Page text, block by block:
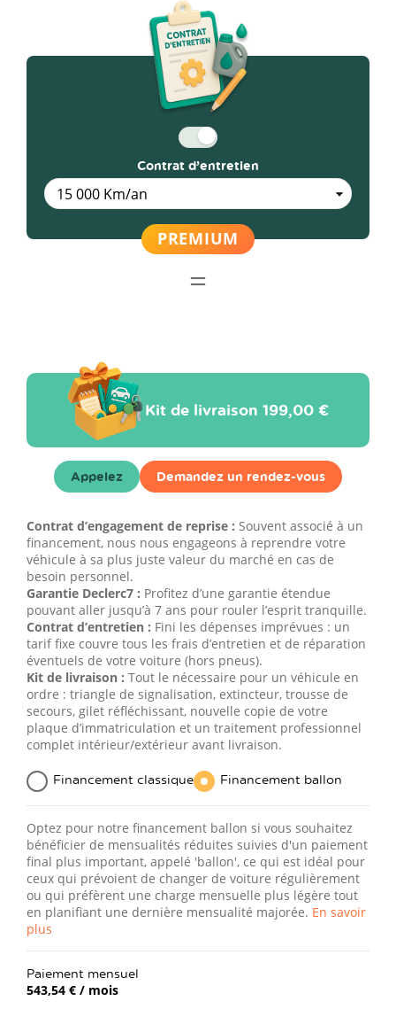
Contrat d’entretien
Kit de livraison 199,00 €
Appelez Demandez un rendez-vous
Contrat d’engagement de reprise : Souvent associé à un
financement, nous nous engageons à reprendre votre
véhicule à sa plus juste valeur du marché en cas de
besoin personnel.
Garantie Declerc7 : Profitez d’une garantie étendue
pouvant aller jusqu’à 7 ans pour rouler l’esprit tranquille.
Contrat d’entretien : Fini les dépenses imprévues : un
tarif fixe couvre tous les frais d’entretien et de réparation
éventuels de votre voiture (hors pneus).
Kit de livraison : Tout le nécessaire pour un véhicule en
ordre : triangle de signalisation, extincteur, trousse de
secours, gilet réfléchissant, nouvelle copie de votre
plaque d’immatriculation et un traitement professionnel
complet intérieur/extérieur avant livraison.
Financement classique Financement ballon
Optez pour notre financement ballon si vous souhaitez
bénéficier de mensualités réduites suivies d'un paiement
final plus important, appelé 'ballon', ce qui est idéal pour
ceux qui prévoient de changer de voiture régulièrement
ou qui préfèrent une charge mensuelle plus légère tout
en planifiant une dernière mensualité majorée. En savoir
plus
Paiement mensuel
543,54 € / mois